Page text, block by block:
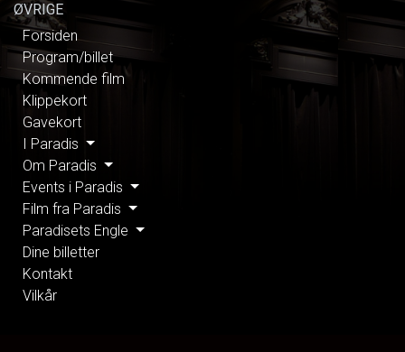
ØVRIGE
Forsiden
Program/billet
Kommende film
Klippekort
Gavekort
I Paradis
Om Paradis
Events i Paradis
Film fra Paradis
Paradisets Engle
Dine billetter
Kontakt
Vilkår